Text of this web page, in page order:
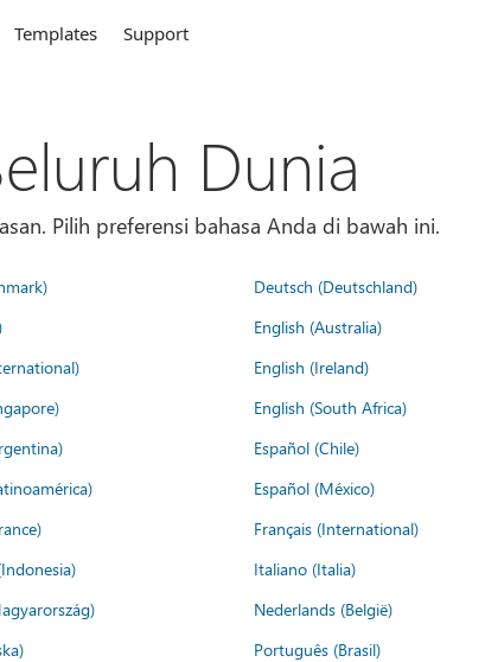
Templates Support
Dunia
Pilih preferensi bahasa Anda di bawah ini.
Deutsch (Deutschland)
English (Australia)
English (Ireland)
English (South Africa)
Español (Chile)
Español (México)
Français (International)
Italiano (Italia)
Nederlands (België)
Português (Brasil)